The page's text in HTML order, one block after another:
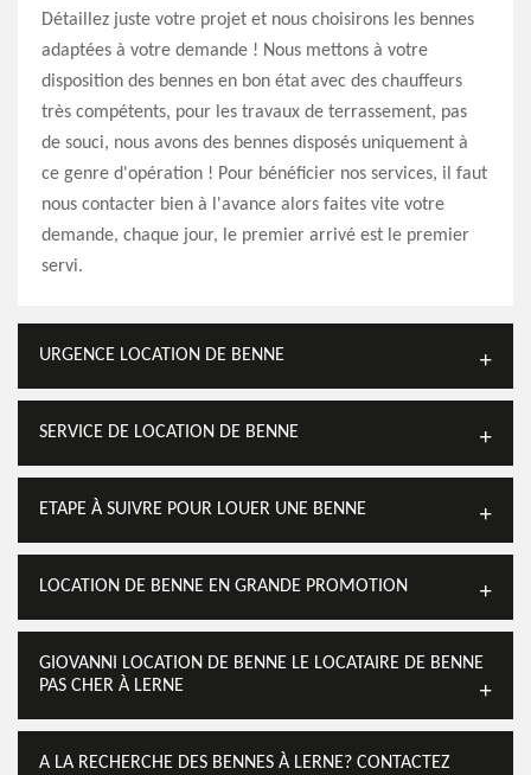
Détaillez juste votre projet et nous choisirons les bennes
adaptées à votre demande ! Nous mettons à votre
disposition des bennes en bon état avec des chauffeurs
très compétents, pour les travaux de terrassement, pas
de souci, nous avons des bennes disposés uniquement à
ce genre d'opération ! Pour bénéficier nos services, il faut
nous contacter bien à l'avance alors faites vite votre
demande, chaque jour, le premier arrivé est le premier
servi.
URGENCE LOCATION DE BENNE
SERVICE DE LOCATION DE BENNE
ETAPE À SUIVRE POUR LOUER UNE BENNE
LOCATION DE BENNE EN GRANDE PROMOTION
GIOVANNI LOCATION DE BENNE LE LOCATAIRE DE BENNE
PAS CHER À LERNE
A LA RECHERCHE DES BENNES À LERNE? CONTACTEZ